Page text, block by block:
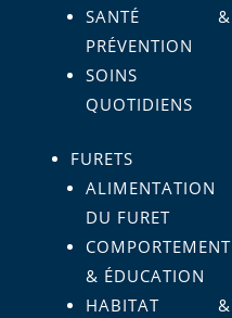
SANTÉ &
PRÉVENTION
SOINS
QUOTIDIENS
FURETS
ALIMENTATION
DU FURET
COMPORTEMENT
& ÉDUCATION
HABITAT &